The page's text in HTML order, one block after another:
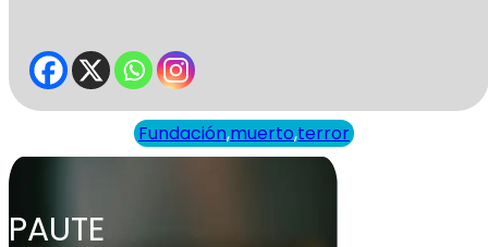
Fundación,muerto,terror
PAUTE